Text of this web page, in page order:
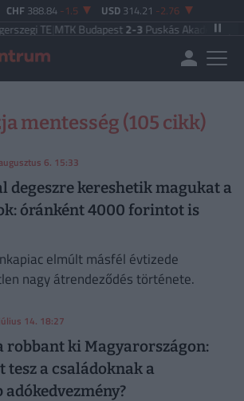
CHF 388.84 -1.5 USD 314.21 -2.76
TE| MTK Budapest2-3Puskás Akadémia
mentesség (105 cikk)
6. 15:33
degeszre kereshetik magukat a
óránként 4000 forintot is
elmúlt másfél évtizede
nagy átrendeződés története.
14. 18:27
robbant ki Magyarországon:
tesz a családoknak a